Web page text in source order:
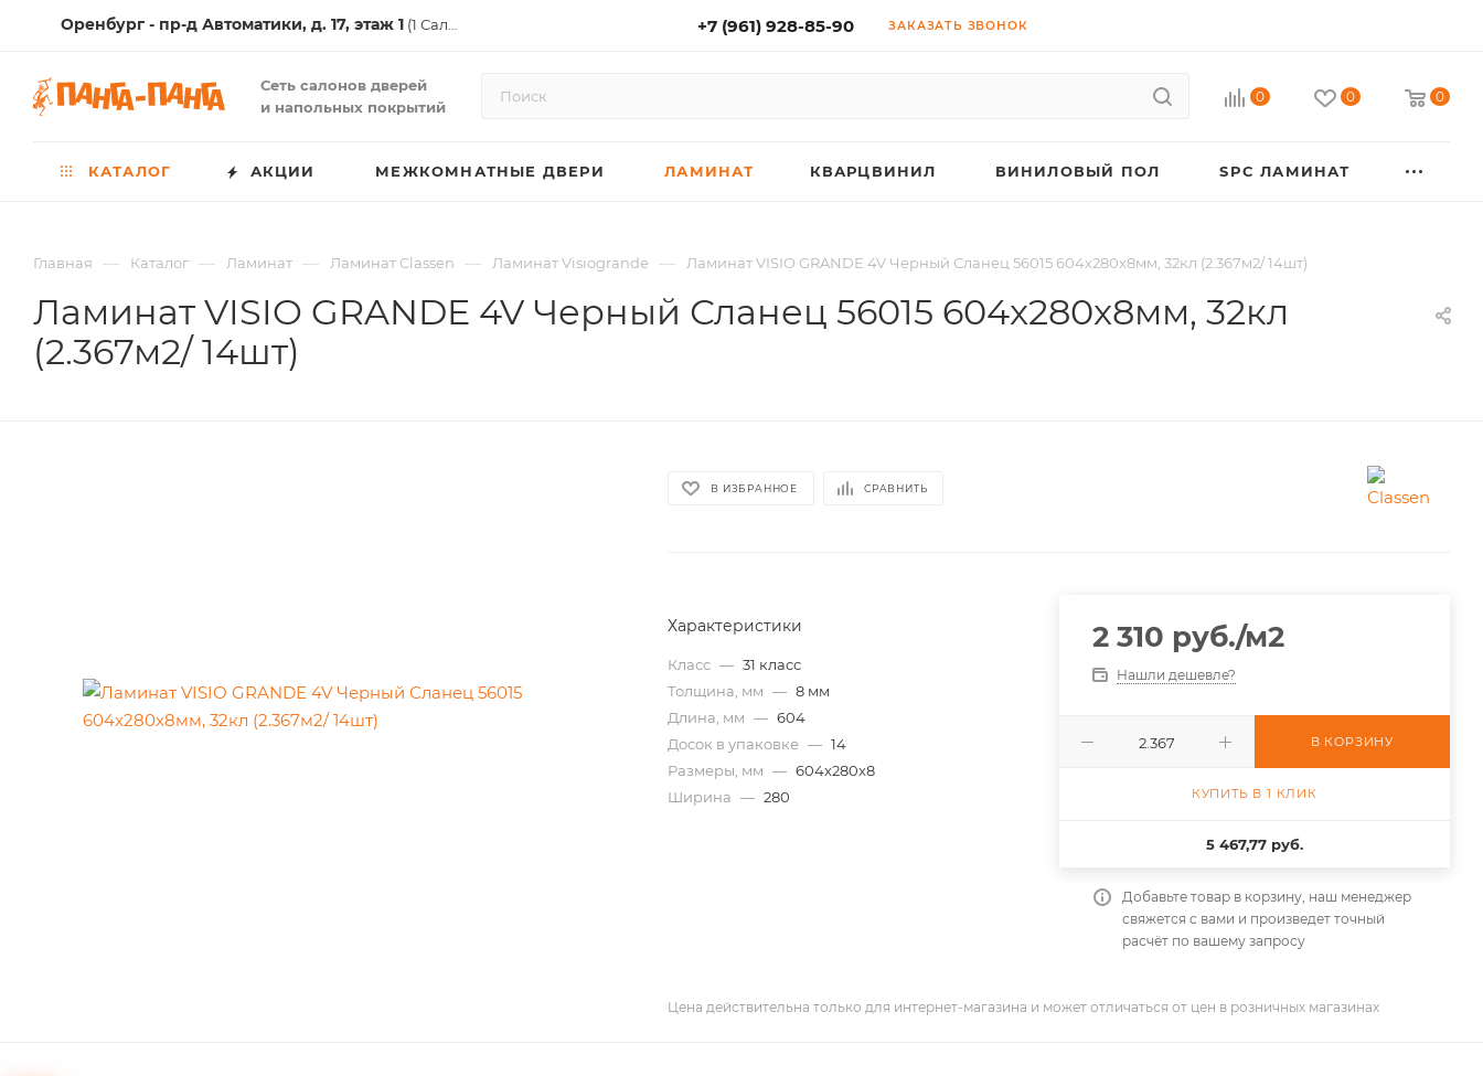
Оренбург - пр-д Автоматики, д. 17, этаж 1 (1 Салон ) +7 (961) 928-85-90 ЗАКАЗАТЬ ЗВОНОК
Сеть салонов дверей
и напольных покрытий
0 0 0
КАТАЛОГ АКЦИИ МЕЖКОМНАТНЫЕ ДВЕРИ ЛАМИНАТ КВАРЦВИНИЛ ВИНИЛОВЫЙ ПОЛ SPC ЛАМИНАТ
Главная — Каталог — Ламинат — Ламинат Classen — Ламинат Visiogrande — Ламинат VISIO GRANDE 4V Черный Сланец 56015 604x280x8мм, 32кл (2.367м2/ 14шт)
Ламинат VISIO GRANDE 4V Черный Сланец 56015 604x280x8мм, 32кл
(2.367м2/ 14шт)
В ИЗБРАННОЕ СРАВНИТЬ
Характеристики
Класс — 31 класс
Толщина, мм — 8 мм
Длина, мм — 604
Досок в упаковке — 14
Размеры, мм — 604x280x8
Ширина — 280
2 310 руб./м2
Нашли дешевле?
В КОРЗИНУ
КУПИТЬ В 1 КЛИК
5 467,77 руб.
Добавьте товар в корзину, наш менеджер
свяжется с вами и произведет точный
расчёт по вашему запросу
Цена действительна только для интернет-магазина и может отличаться от цен в розничных магазинах